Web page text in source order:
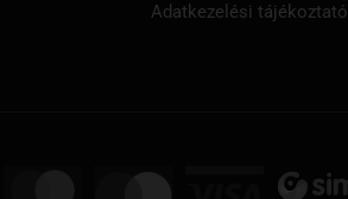
Adatkezelési tájékoztató